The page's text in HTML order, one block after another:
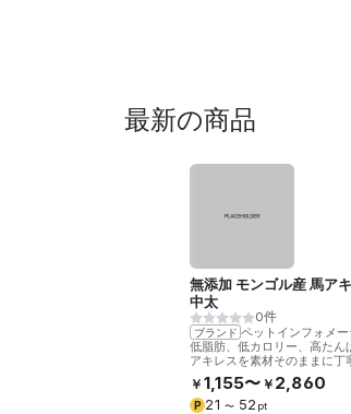
最新の商品
無添加 モンゴル産 馬ア
中太
0件
ブランド
低脂肪、低カロリー、高たん
アキレスを素材そのままに丁
させました。噛むことで歯の
ポート。
￥ 1,155〜 ￥ 2,860
P 21 〜 52 pt